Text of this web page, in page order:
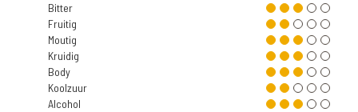
Bitter
Fruitig
Moutig
Kruidig
Body
Koolzuur
Alcohol